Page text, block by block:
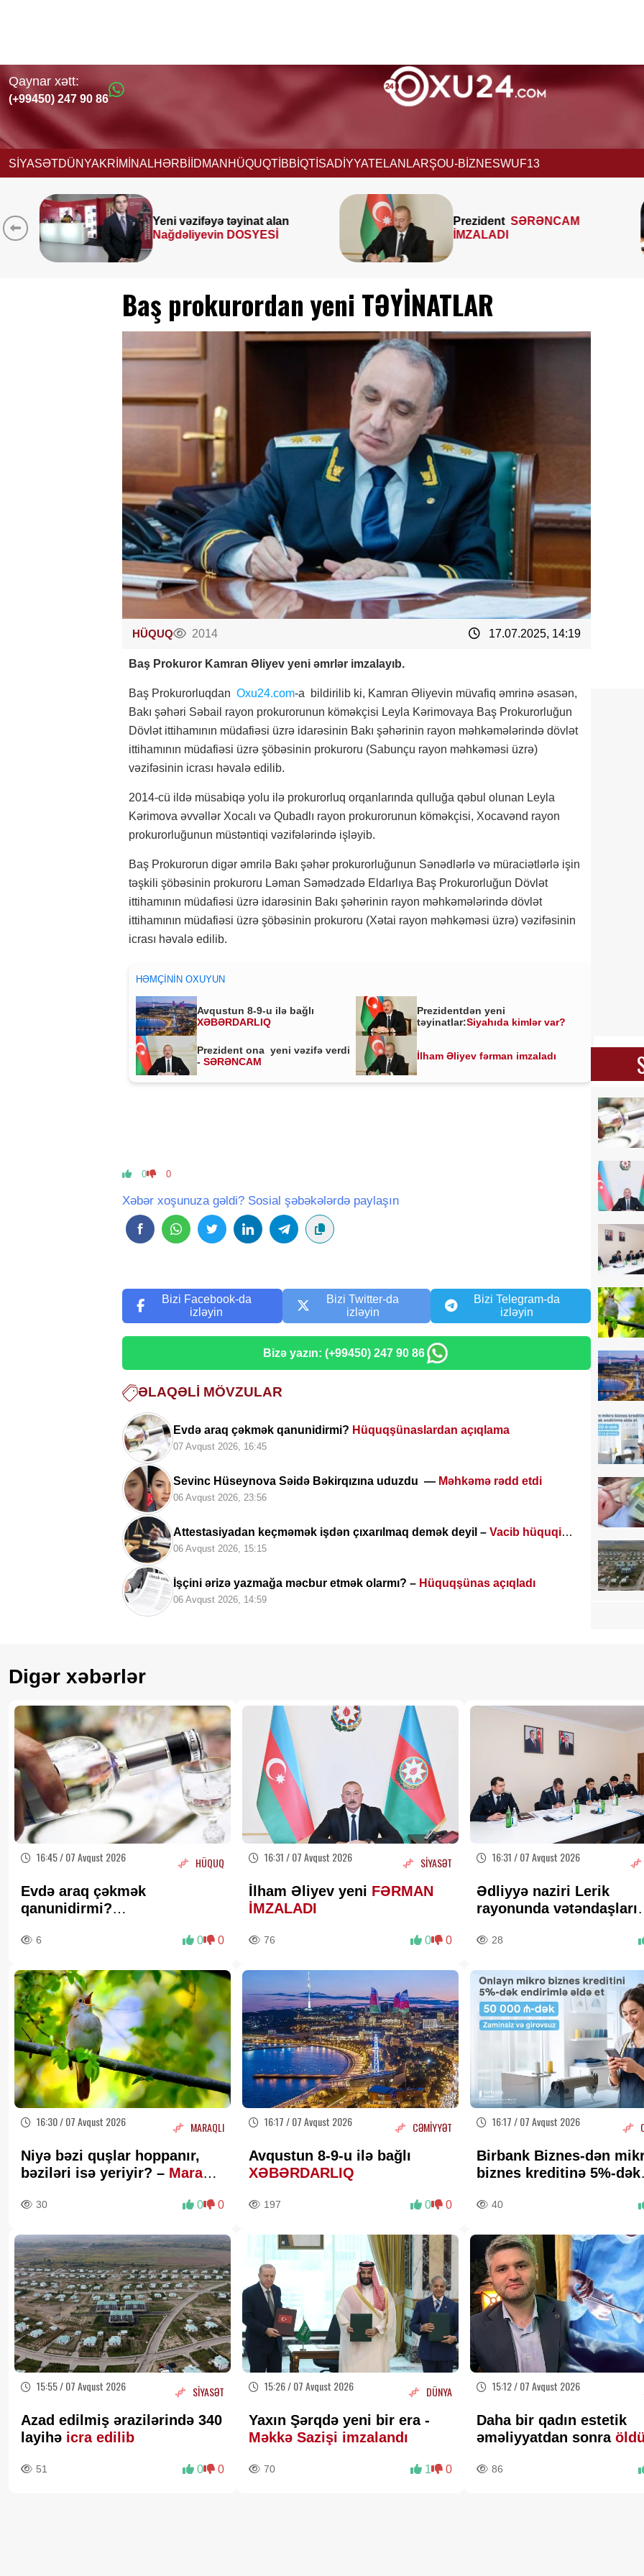
Qaynar xətt:
(+99450) 247 90 86
SİYASƏTDÜNYAKRİMİNAL HƏRBİİDMANHÜQUQTİBBİQTİSADİYYATELANLARŞOU-BİZNESWUF13
PrezidentSƏRƏNCAM
İMZALADI
MTK-ların mənzil sahəsini
çöldən-çölə ölçməsi
qanunidirmi? –
Baş prokurordan yeni TƏYİNATLAR
HÜQUQ 2014 17.07.2025, 14:19
Baş Prokuror Kamran Əliyev yeni əmrlər imzalayıb.
Baş ProkurorluqdanOxu24.com-a bildirilib ki, Kamran Əliyevin müvafiq əmrinə əsasən,
Bakı şəhəri Səbail rayon prokurorunun köməkçisi Leyla Kərimovaya Baş Prokurorluğun
Dövlət ittihamının müdafiəsi üzrə idarəsinin Bakı şəhərinin rayon məhkəmələrində dövlət
ittihamının müdafiəsi üzrə şöbəsinin prokuroru (Sabunçu rayon məhkəməsi üzrə)
vəzifəsinin icrası həvalə edilib.
2014-cü ildə müsabiqə yolu ilə prokurorluq orqanlarında qulluğa qəbul olunan Leyla
Kərimova əvvəllər Xocalı və Qubadlı rayon prokurorunun köməkçisi, Xocavənd rayon
prokurorluğunun müstəntiqi vəzifələrində işləyib.
Baş Prokurorun digər əmrilə Bakı şəhər prokurorluğunun Sənədlərlə və müraciətlərlə işin
təşkili şöbəsinin prokuroru Ləman Səmədzadə Eldarlıya Baş Prokurorluğun Dövlət
ittihamının müdafiəsi üzrə idarəsinin Bakı şəhərinin rayon məhkəmələrində dövlət
ittihamının müdafiəsi üzrə şöbəsinin prokuroru (Xətai rayon məhkəməsi üzrə) vəzifəsinin
icrası həvalə edilib.
HƏMÇININ OXUYUN
Avqustun 8-9-u ilə bağlı
XƏBƏRDARLIQ
Prezidentdən yeni
təyinatlar:Siyahıda kimlər var?
Prezident ona yeni vəzifə verdi
-SƏRƏNCAM İlham Əliyev fərman imzaladı
0 0
Xəbər xoşunuza gəldi? Sosial şəbəkələrdə paylaşın
Bizi Facebook-da
izləyin
Bizi Twitter-da
izləyin
Bizi Telegram-da
izləyin
Bizə yazın: (+99450) 247 90 86
ƏLAQƏLI MÖVZULAR
Evdə araq çəkmək qanunidirmi? Hüquqşünaslardan açıqlama
07 Avqust 2026, 16:45
Sevinc Hüseynova Səidə Bəkirqızına uduzdu — Məhkəmə rədd etdi
06 Avqust 2026, 23:56
Attestasiyadan keçməmək işdən çıxarılmaq demək deyil – Vacib hüquqi
məqamlar
06 Avqust 2026, 15:15
İşçini ərizə yazmağa məcbur etmək olarmı? – Hüquqşünas açıqladı
06 Avqust 2026, 14:59
Digər xəbərlər
16:45 / 07 Avqust 2026 HÜQUQ
Evdə araq çəkmək
qanunidirmi?
açıqlama
6 0 0
16:31 / 07 Avqust 2026 SİYASƏT
İlham Əliyev yeni FƏRMAN
İMZALADI
76 0 0
16:31 / 07 Avqust 2026
Ədliyyə naziri Lerik
rayonunda vətəndaşları
28
16:30 / 07 Avqust 2026 MARAQLI
Niyə bəzi quşlar hoppanır,
bəziləri isə yeriyir? – Maraqlı
30 0 0
16:17 / 07 Avqust 2026 CƏMİYYƏT
Avqustun 8-9-u ilə bağlı
XƏBƏRDARLIQ
197 0 0
16:17 / 07 Avqust 2026
Birbank Biznes-dən
biznes kreditinə 5%-dək
40
15:55 / 07 Avqust 2026 SİYASƏT
Azad edilmiş ərazilərində 340
layihə icra edilib
51 0 0
15:26 / 07 Avqust 2026 DÜNYA
Yaxın Şərqdə yeni bir era -
Məkkə Sazişi imzalandı
70 1 0
15:12 / 07 Avqust 2026
Daha bir qadın estetik
əməliyyatdan sonra öldü
86